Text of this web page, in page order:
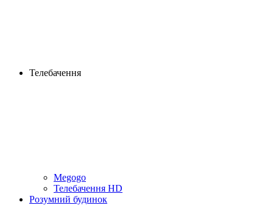
Телебачення
Megogo
Телебачення HD
Розумний будинок